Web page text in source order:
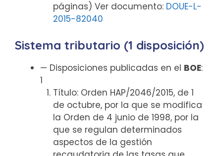
páginas) Ver documento: DOUE-L-
2015-82040
Sistema tributario (1 disposición)
— Disposiciones publicadas en el BOE:
1
Título: Orden HAP/2046/2015, de 1
de octubre, por la que se modifica
la Orden de 4 junio de 1998, por la
que se regulan determinados
aspectos de la gestión